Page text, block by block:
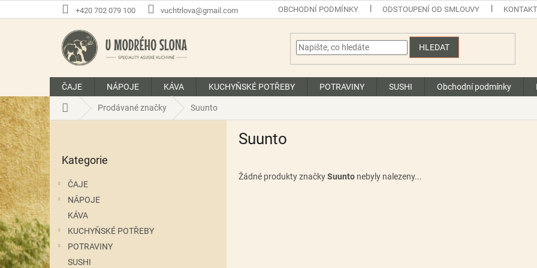
na
+420 702 079 100 vuchtrlova@gmail.com OBCHODNÍ PODMÍNKY ODSTOUPENÍ OD SMLOUVY
HLEDAT
ČAJE NÁPOJE KÁVA KUCHYŇSKÉ POTŘEBY POTRAVINY SUSHI Obchodní podmínky
Domů Prodávané značky Suunto
P
o
s
t
a
n
n
í
p
a
kategorie
Kategorie
ČAJE
NÁPOJE
KÁVA
KUCHYŇSKÉ POTŘEBY
POTRAVINY
SUSHI
Suunto
Žádné produkty značkySuunto nebyly nalezeny...